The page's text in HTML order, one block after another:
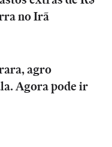
no Irã
agro
Agora pode ir